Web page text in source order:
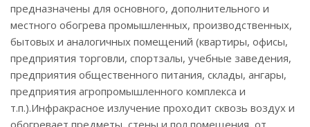
предназначены для основного, дополнительного и
местного обогрева промышленных, производственных,
бытовых и аналогичных помещений (квартиры, офисы,
предприятия торговли, спортзалы, учебные заведения,
предприятия общественного питания, склады, ангары,
предприятия агропромышленного комплекса и
т.п.).Инфракрасное излучение проходит сквозь воздух и
обогревает предметы, стены и пол помещения, от